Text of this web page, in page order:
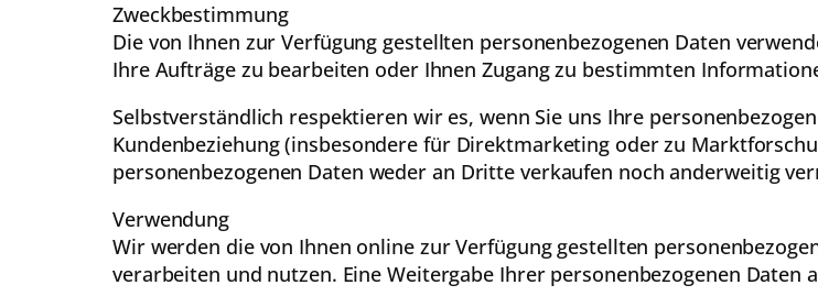
Zweckbestimmung
Die von Ihnen zur Verfügung gestellten personenbezogenen Daten
Ihre Aufträge zu bearbeiten oder Ihnen Zugang zu bestimmten
Selbstverständlich respektieren wir es, wenn Sie uns Ihre
Kundenbeziehung (insbesondere für Direktmarketing oder zu
personenbezogenen Daten weder an Dritte verkaufen noch anderweitig
Verwendung
Wir werden die von Ihnen online zur Verfügung gestellten
verarbeiten und nutzen. Eine Weitergabe Ihrer personenbezogenen